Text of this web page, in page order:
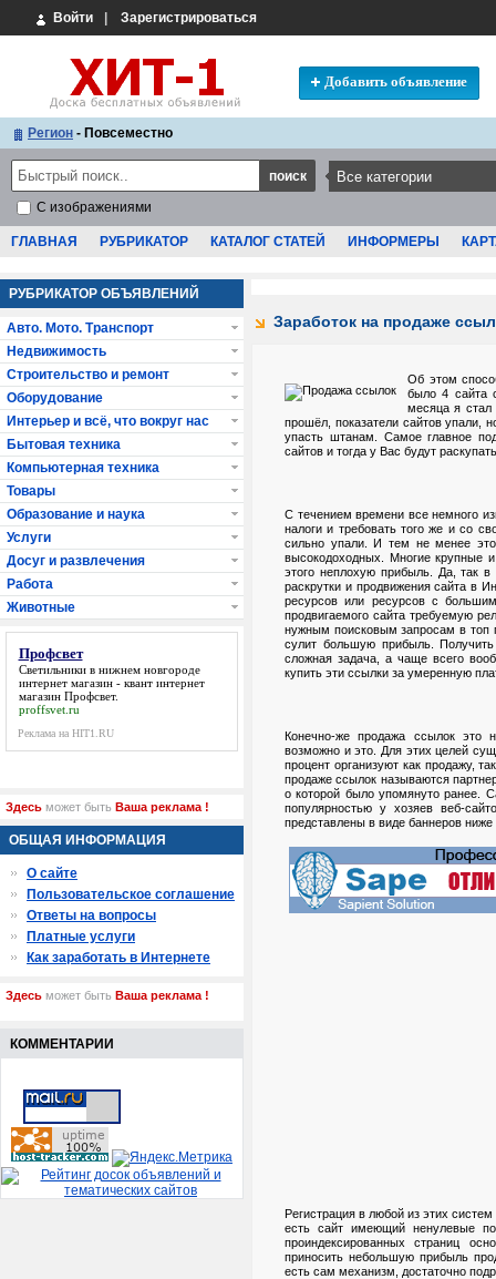
Войти Зарегистрироваться
Добавить объявление
Регион - Повсеместно
С изображениями
ГЛАВНАЯ РУБРИКАТОР КАТАЛОГ СТАТЕЙ ИНФОРМЕРЫ
Заработок на продаже
Об этом
было 4 сайта
месяца я стал
прошёл, показатели сайтов упали,
упасть штанам. Самое главное
сайтов и тогда у Вас будут
С течением времени все немного
налоги и требовать того же и со
сильно упали. И тем не менее
высокодоходных. Многие крупные
этого неплохую прибыль. Да, так
раскрутки и продвижения сайта в
ресурсов или ресурсов с
продвигаемого сайта требуемую
нужным поисковым запросам в топ
сулит большую прибыль.
сложная задача, а чаще всего
купить эти ссылки за умеренную
Конечно-же продажа ссылок это
возможно и это. Для этих целей
процент организуют как продажу,
продаже ссылок называются
о которой было упомянуто ранее.
популярностью у хозяев веб-
представлены в виде баннеров ниже
Регистрация в любой из этих
есть сайт имеющий ненулевые
проиндексированных страниц
приносить небольшую прибыль
есть сам механизм, достаточно
РУБРИКАТОР ОБЪЯВЛЕНИЙ
Авто. Мото. Транспорт
Недвижимость
Строительство и ремонт
Оборудование
Интерьер и всё, что вокруг нас
Бытовая техника
Компьютерная техника
Товары
Образование и наука
Услуги
Досуг и развлечения
Работа
Животные
Профсвет
Светильники в нижнем новгороде
интернет магазин - квант интернет
магазин Профсвет.
proffsvet.ru
Реклама на HIT1.RU
Здесь может быть Ваша реклама !
ОБЩАЯ ИНФОРМАЦИЯ
О сайте
Пользовательское соглашение
Ответы на вопросы
Платные услуги
Как заработать в Интернете
Здесь может быть Ваша реклама !
КОММЕНТАРИИ